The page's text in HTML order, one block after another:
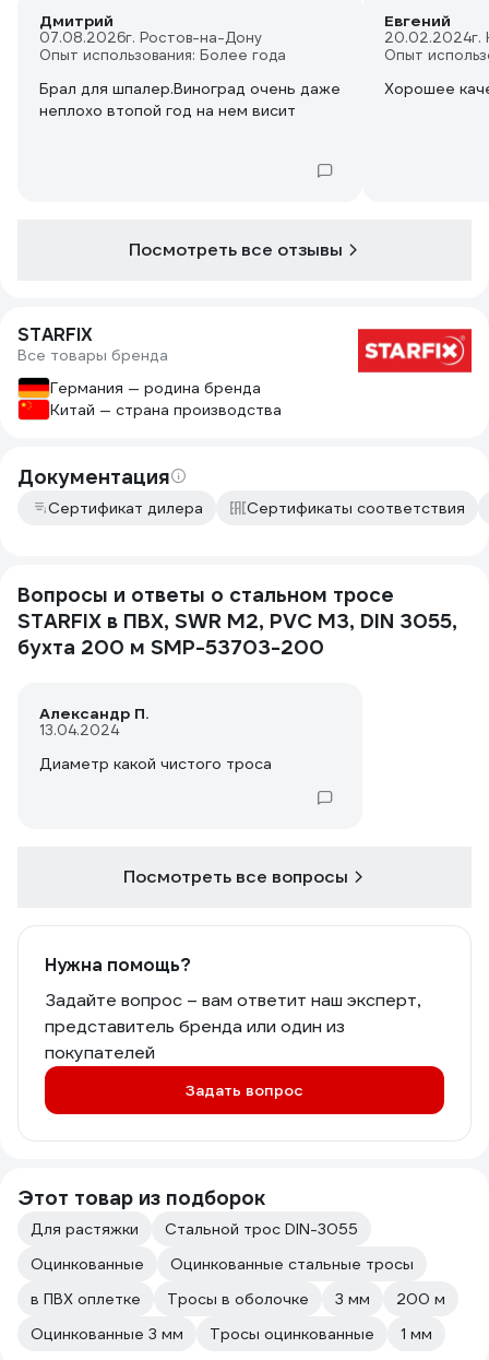
Дмитрий
07.08.2026г. Ростов-на-Дону
Опыт использования: Более года
Брал для шпалер.Виноград очень даже
неплохо втопой год на нем висит
Евгений
20.02.2024г.
Опыт
Хорошее
Посмотреть все отзывы
STARFIX
Все товары бренда
Германия — родина бренда
Китай — страна производства
Документация
Сертификат дилера Сертификаты соответствия
Вопросы и ответы о стальном тросе
STARFIX в ПВХ, SWR М2, PVC М3, DIN 3055,
бухта 200 м SMP-53703-200
Александр П.
13.04.2024
Диаметр какой чистого троса
Посмотреть все вопросы
Нужна помощь?
Задайте вопрос – вам ответит наш эксперт,
представитель бренда или один из
покупателей
Задать вопрос
Этот товар из подборок
Для растяжки
Стальной трос DIN-3055
Оцинкованные
Оцинкованные стальные тросы
в ПВХ оплетке
Тросы в оболочке 3 мм
200 м
Оцинкованные 3 мм
Тросы оцинкованные 1 мм